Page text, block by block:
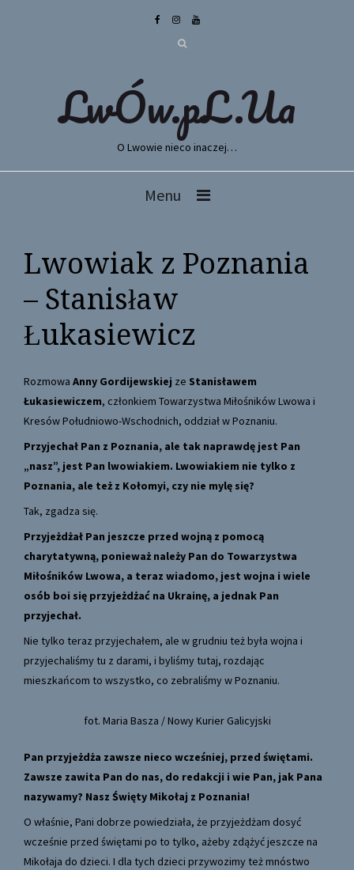
LwÓw.pL.Ua
O Lwowie nieco inaczej…
Menu
Lwowiak z Poznania
– Stanisław
Łukasiewicz
Rozmowa Anny Gordijewskiej ze Stanisławem
Łukasiewiczem, członkiem Towarzystwa Miłośników Lwowa i
Kresów Południowo-Wschodnich, oddział w Poznaniu.
Przyjechał Pan z Poznania, ale tak naprawdę jest Pan
„nasz”, jest Pan lwowiakiem. Lwowiakiem nie tylko z
Poznania, ale też z Kołomyi, czy nie mylę się?
Tak, zgadza się.
Przyjeżdżał Pan jeszcze przed wojną z pomocą
charytatywną, ponieważ należy Pan do Towarzystwa
Miłośników Lwowa, a teraz wiadomo, jest wojna i wiele
osób boi się przyjeżdżać na Ukrainę, a jednak Pan
przyjechał.
Nie tylko teraz przyjechałem, ale w grudniu też była wojna i
przyjechaliśmy tu z darami, i byliśmy tutaj, rozdając
mieszkańcom to wszystko, co zebraliśmy w Poznaniu.
fot. Maria Basza / Nowy Kurier Galicyjski
Pan przyjeżdża zawsze nieco wcześniej, przed świętami.
Zawsze zawita Pan do nas, do redakcji i wie Pan, jak Pana
nazywamy? Nasz Święty Mikołaj z Poznania!
O właśnie, Pani dobrze powiedziała, że przyjeżdżam dosyć
wcześnie przed świętami po to tylko, ażeby zdążyć jeszcze na
Mikołaja do dzieci. I dla tych dzieci przywozimy też mnóstwo